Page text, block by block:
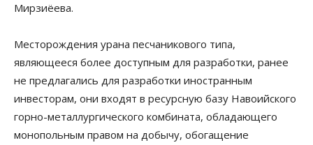
Мирзиёева.
Месторождения урана песчаникового типа,
являющееся более доступным для разработки, ранее
не предлагались для разработки иностранным
инвесторам, они входят в ресурсную базу Навоийского
горно-металлургического комбината, обладающего
монопольным правом на добычу, обогащение